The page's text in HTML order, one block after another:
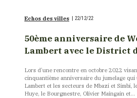
Echos des villes 22/12/22
50ème anniversaire de
Lambert avec le District
Lors d’une rencontre en octobre 2022
cinquantième anniversaire du jumelage
Lambert et les secteurs de Mbazi et Simbi,
Huye, le Bourgmestre, Olivier Maingain et...